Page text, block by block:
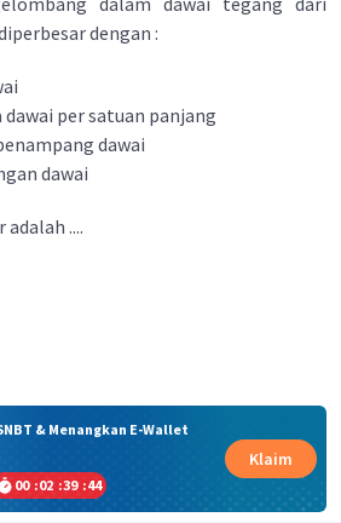
dengan :
per satuan panjang
dawai
dawai
....
& Menangkan E-Wallet
00 :02 :39 :44
Klaim